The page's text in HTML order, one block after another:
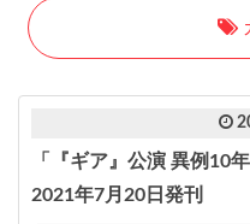
「『ギア』公演 異例10
2021年7月20日発刊